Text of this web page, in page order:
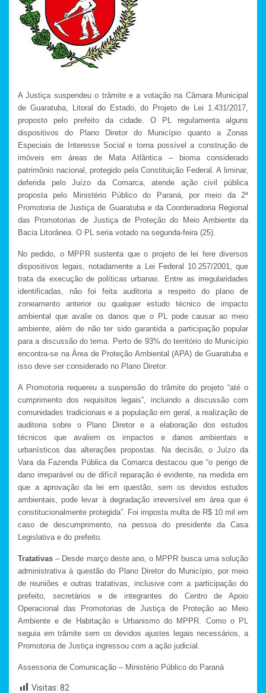
A Justiça suspendeu o trâmite e a votação na Câmara Municipal
de Guaratuba, Litoral do Estado, do Projeto de Lei 1.431/2017,
proposto pelo prefeito da cidade. O PL regulamenta alguns
dispositivos do Plano Diretor do Município quanto a Zonas
Especiais de Interesse Social e torna possível a construção de
imóveis em áreas de Mata Atlântica – bioma considerado
patrimônio nacional, protegido pela Constituição Federal. A liminar,
deferida pelo Juízo da Comarca, atende ação civil pública
proposta pelo Ministério Público do Paraná, por meio da 2ª
Promotoria de Justiça de Guaratuba e da Coordenadoria Regional
das Promotorias de Justiça de Proteção do Meio Ambiente da
Bacia Litorânea. O PL seria votado na segunda-feira (25).
No pedido, o MPPR sustenta que o projeto de lei fere diversos
dispositivos legais, notadamente a Lei Federal 10.257/2001, que
trata da execução de políticas urbanas. Entre as irregularidades
identificadas, não foi feita auditoria a respeito do plano de
zoneamento anterior ou qualquer estudo técnico de impacto
ambiental que avalie os danos que o PL pode causar ao meio
ambiente, além de não ter sido garantida a participação popular
para a discussão do tema. Perto de 93% do território do Município
encontra-se na Área de Proteção Ambiental (APA) de Guaratuba e
isso deve ser considerado no Plano Diretor.
A Promotoria requereu a suspensão do trâmite do projeto “até o
cumprimento dos requisitos legais”, incluindo a discussão com
comunidades tradicionais e a população em geral, a realização de
auditoria sobre o Plano Diretor e a elaboração dos estudos
técnicos que avaliem os impactos e danos ambientais e
urbanísticos das alterações propostas. Na decisão, o Juízo da
Vara da Fazenda Pública da Comarca destacou que “o perigo de
dano irreparável ou de difícil reparação é evidente, na medida em
que a aprovação da lei em questão, sem os devidos estudos
ambientais, pode levar à degradação irreversível em área que é
constitucionalmente protegida”. Foi imposta multa de R$ 10 mil em
caso de descumprimento, na pessoa do presidente da Casa
Legislativa e do prefeito.
Tratativas – Desde março deste ano, o MPPR busca uma solução
administrativa à questão do Plano Diretor do Município, por meio
de reuniões e outras tratativas, inclusive com a participação do
prefeito, secretários e de integrantes do Centro de Apoio
Operacional das Promotorias de Justiça de Proteção ao Meio
Ambiente e de Habitação e Urbanismo do MPPR. Como o PL
seguia em trâmite sem os devidos ajustes legais necessários, a
Promotoria de Justiça ingressou com a ação judicial.
Assessoria de Comunicação – Ministério Público do Paraná
Visitas: 82